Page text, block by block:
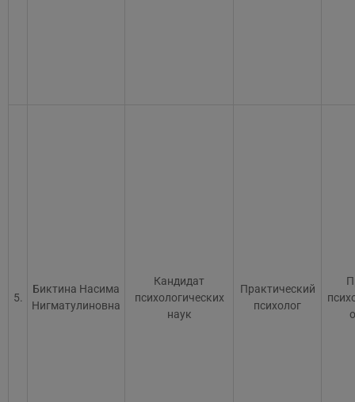
5.
Биктина Насима
Нигматулиновна
Кандидат
психологических
наук
Практический
психолог